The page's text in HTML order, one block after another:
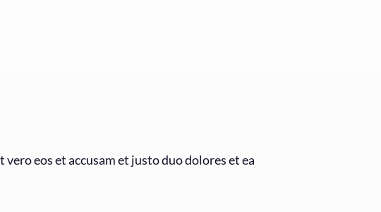
eos et accusam et justo duo dolores et ea